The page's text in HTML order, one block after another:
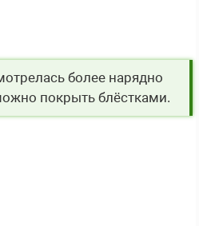
более нарядно
покрыть блёстками.